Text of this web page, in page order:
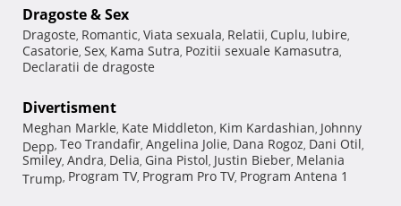
Dragoste & Sex
Dragoste, Romantic, Viata sexuala, Relatii, Cuplu, Iubire,
Casatorie, Sex, Kama Sutra, Pozitii sexuale Kamasutra,
Declaratii de dragoste
Divertisment
Meghan Markle, Kate Middleton, Kim Kardashian, Johnny
Depp, Teo Trandafir, Angelina Jolie, Dana Rogoz, Dani Otil,
Smiley, Andra, Delia, Gina Pistol, Justin Bieber, Melania
Trump, Program TV, Program Pro TV, Program Antena 1